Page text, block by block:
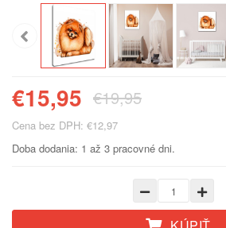
€15,95 €19,95
Cena bez DPH: €12,97
Doba dodania: 1 až 3 pracovné dni.